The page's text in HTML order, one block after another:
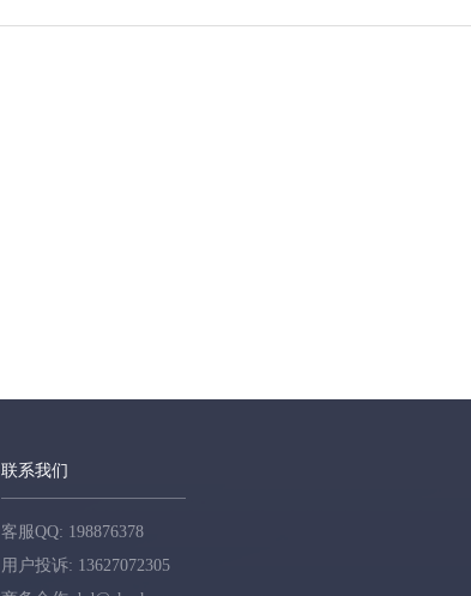
联系我们
客服QQ: 198876378
用户投诉: 13627072305